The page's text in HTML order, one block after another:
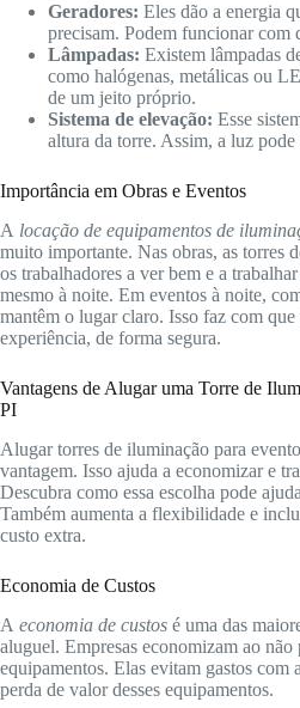
Geradores: Eles dão a energia
precisam. Podem funcionar com
Lâmpadas: Existem lâmpadas
como halógenas, metálicas ou
de um jeito próprio.
Sistema de elevação: Esse
altura da torre. Assim, a luz pode
Importância em Obras e Eventos
A locação de equipamentos de
muito importante. Nas obras, as torres
os trabalhadores a ver bem e a
mesmo à noite. Em eventos à noite,
mantêm o lugar claro. Isso faz com
experiência, de forma segura.
Vantagens de Alugar uma Torre de
PI
Alugar torres de iluminação para
vantagem. Isso ajuda a economizar e
Descubra como essa escolha pode
Também aumenta a flexibilidade e
custo extra.
Economia de Custos
A economia de custos é uma das
aluguel. Empresas economizam ao não
equipamentos. Elas evitam gastos com
perda de valor desses equipamentos.